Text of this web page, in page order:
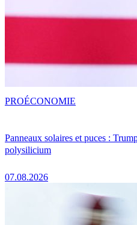
Panneaux solaires et puces :
polysilicium
07.08.2026
PROÉCONOMIE